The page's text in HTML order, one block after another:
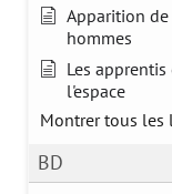
Apparition
hommes
Les
l'espace
Montrer tous les
BD